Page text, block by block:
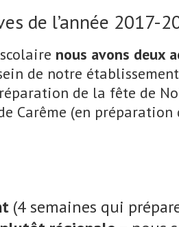
de l’année 2017-
nous avons deux
de notre
de la fête de
Carême (en
(4 semaines qui